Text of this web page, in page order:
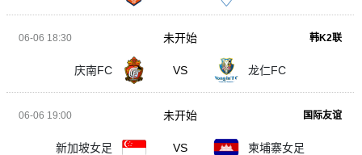
06-06 18:30 韩K2联
庆南FC VS 龙仁FC
未开始
06-06 19:00 国际友谊
新加坡女足 VS 柬埔寨女足
未开始